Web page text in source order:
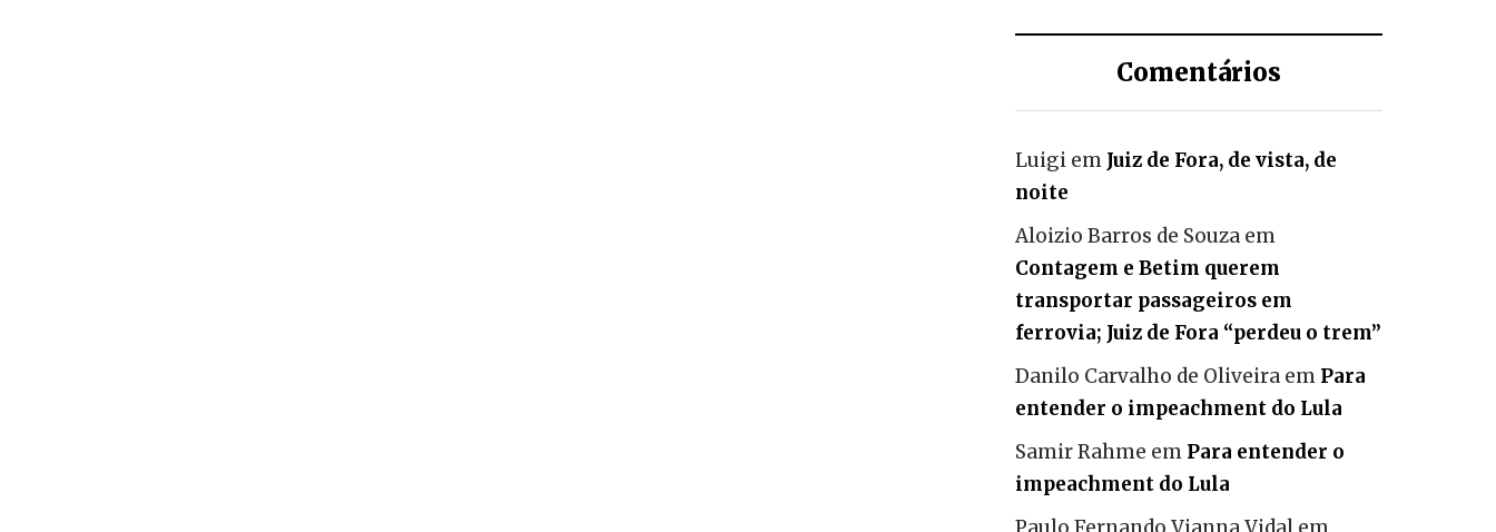
Comentários
Luigi em Juiz de Fora, de vista, de
noite
Aloizio Barros de Souza em
Contagem e Betim querem
transportar passageiros em
ferrovia; Juiz de Fora “perdeu o trem”
Danilo Carvalho de Oliveira em Para
entender o impeachment do Lula
Samir Rahme em Para entender o
impeachment do Lula
Paulo Fernando Vianna Vidal em